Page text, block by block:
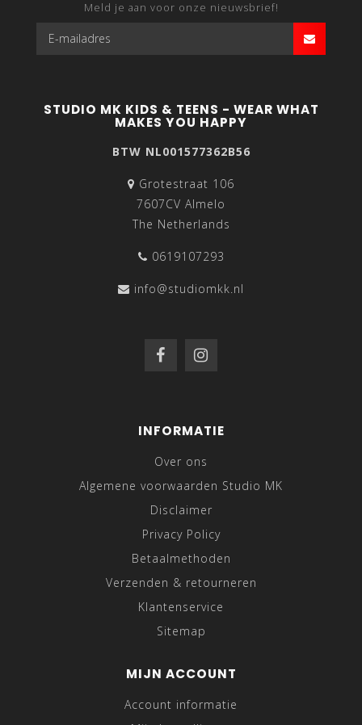
Meld je aan voor onze nieuwsbrief!
STUDIO MK KIDS & TEENS - WEAR WHAT
MAKES YOU HAPPY
BTW NL001577362B56
Grotestraat 106
7607CV Almelo
The Netherlands
0619107293
info@studiomkk.nl
INFORMATIE
Over ons
Algemene voorwaarden Studio MK
Disclaimer
Privacy Policy
Betaalmethoden
Verzenden & retourneren
Klantenservice
Sitemap
MIJN ACCOUNT
Account informatie